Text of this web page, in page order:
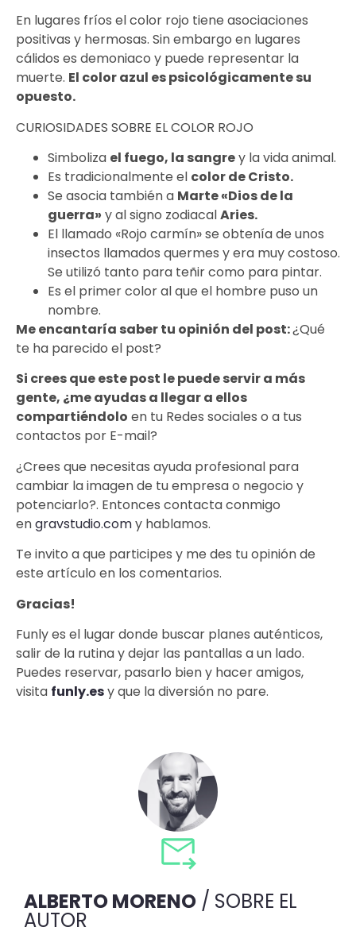
En lugares fríos el color rojo tiene asociaciones
positivas y hermosas. Sin embargo en lugares
cálidos es demoniaco y puede representar la
muerte. El color azul es psicológicamente su
opuesto.
CURIOSIDADES SOBRE EL COLOR ROJO
Simboliza el fuego, la sangrey la vida animal.
Es tradicionalmente el color de Cristo.
Se asocia también a Marte «Dios de la
guerra» y al signo zodiacalAries.
El llamado «Rojo carmín» se obtenía de unos
insectos llamados quermes y era muy costoso.
Se utilizó tanto para teñir como para pintar.
Es el primer color al que el hombre puso un
nombre.
Me encantaría saber tu opinión del post:¿Qué
te ha parecido el post?
Si crees que este post le puede servir a más
gente, ¿me ayudas a llegar a ellos
compartiéndolo en tu Redes sociales o a tus
contactos por E-mail?
¿Crees que necesitas ayuda profesional para
cambiar la imagen de tu empresa o negocio y
potenciarlo?. Entonces contacta conmigo
engravstudio.comy hablamos.
Te invito a que participes y me des tu opinión de
este artículo en los comentarios.
Gracias!
Funly es el lugar donde buscar planes auténticos,
salir de la rutina y dejar las pantallas a un lado.
Puedes reservar, pasarlo bien y hacer amigos,
visita funly.esy que la diversión no pare.
ALBERTO MORENO / SOBRE EL
AUTOR